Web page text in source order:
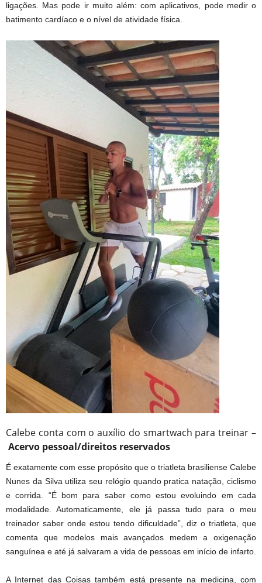
ligações. Mas pode ir muito além: com aplicativos, pode medir o
batimento cardíaco e o nível de atividade física.
Calebe conta com o auxílio do smartwach para treinar –
Acervo pessoal/direitos reservados
É exatamente com esse propósito que o triatleta brasiliense Calebe
Nunes da Silva utiliza seu relógio quando pratica natação, ciclismo
e corrida. “É bom para saber como estou evoluindo em cada
modalidade. Automaticamente, ele já passa tudo para o meu
treinador saber onde estou tendo dificuldade”, diz o triatleta, que
comenta que modelos mais avançados medem a oxigenação
sanguínea e até já salvaram a vida de pessoas em início de infarto.
A Internet das Coisas também está presente na medicina, com